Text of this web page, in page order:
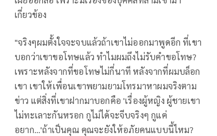
เกี่ยวข้อง
"จริงๆผมตั้งใจจะจบแล้วถ้าเขาไม่ออกมาพูดอีก ที่เขา
บอกว่าเขาขอโทษแล้ว ทําไมผมถึงไม่รับคําขอโทษ?
เพราะหลังจากที่ขอโทษไม่กี่นาที หลังจากที่ผมบล็อก
เขา เขาให้เพื่อนเขาพยามยามโทรมาหาผมจริงตาม
ข่าว แต่สิ่งที่เขาฝากมาบอกคือ 'เรื่องผู้หญิง ผู้ชายเขา
ไม่ทะเลาะกันหรอก กูไม่ได้จะจีบจริงๆ กูแค่
อยาก...'ถ้าเป็นคุณ คุณจะยังให้อภัยคนแบบนี้ไหม?